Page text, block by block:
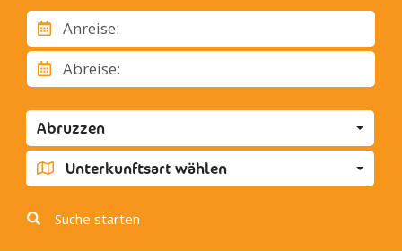
Civitella Del Tronto
Civitella Alfedena
Cocullo
Corfinio
Corvara
Fano Adriano
Fara San Martino
Fossacesia
Fossacesia Marina
Anreise:
Abreise:
Abruzzen
Unterkunftsart wählen
Suche starten